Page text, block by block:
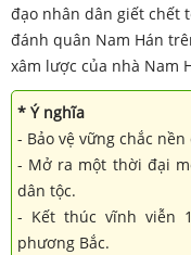
đạo nhân dân giết chết
đánh quân Nam Hán
xâm lược của nhà Nam
* Ý nghĩa
- Bảo vệ vững chắc
- Mở ra một thời đại
dân tộc.
- Kết thúc vĩnh viễn
phương Bắc.